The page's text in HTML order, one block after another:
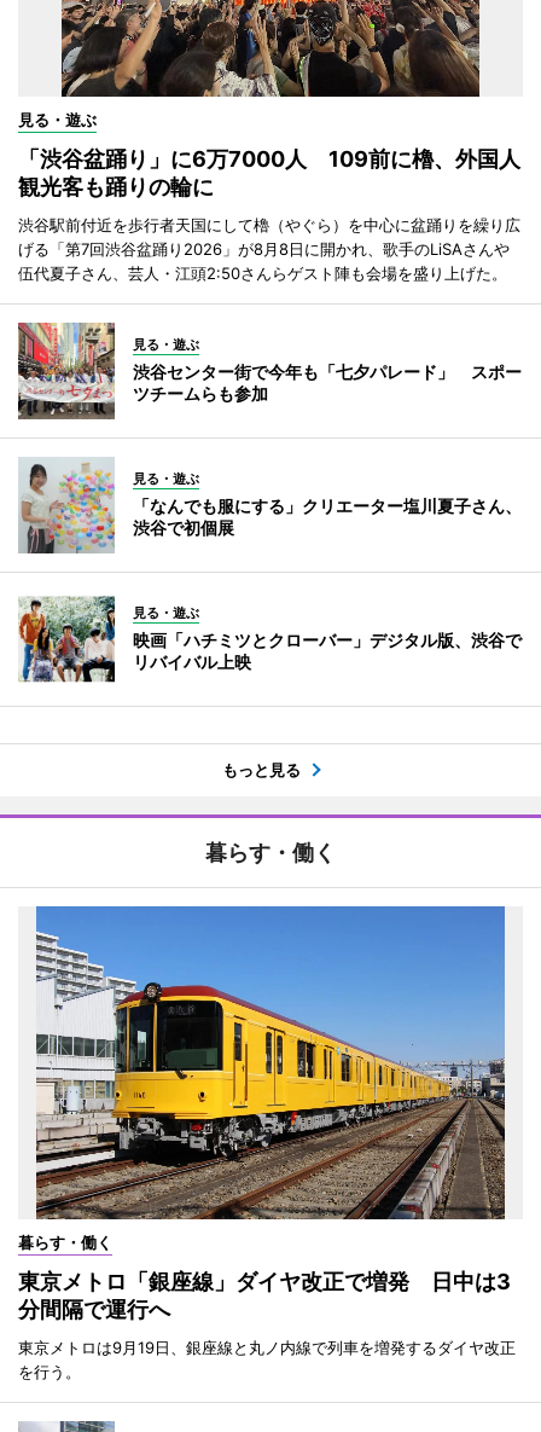
見る・遊ぶ
「渋谷盆踊り」に6万7000人 109前に櫓、外国人
観光客も踊りの輪に
渋谷駅前付近を歩行者天国にして櫓（やぐら）を中心に盆踊りを繰り広
げる「第7回渋谷盆踊り2026」が8月8日に開かれ、歌手のLiSAさんや
伍代夏子さん、芸人・江頭2:50さんらゲスト陣も会場を盛り上げた。
見る・遊ぶ
渋谷センター街で今年も「七夕パレード」 スポー
ツチームらも参加
見る・遊ぶ
「なんでも服にする」クリエーター塩川夏子さん、
渋谷で初個展
見る・遊ぶ
映画「ハチミツとクローバー」デジタル版、渋谷で
リバイバル上映
もっと見る
暮らす・働く
暮らす・働く
東京メトロ「銀座線」ダイヤ改正で増発 日中は3
分間隔で運行へ
東京メトロは9月19日、銀座線と丸ノ内線で列車を増発するダイヤ改正
を行う。